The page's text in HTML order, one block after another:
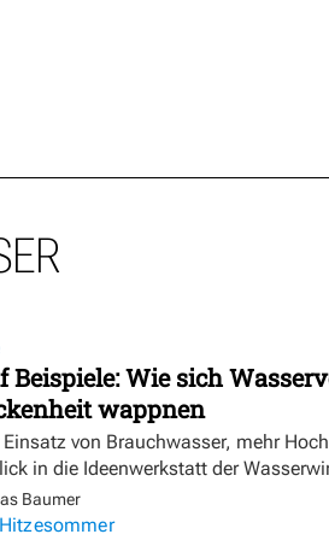
Beispiele: Wie sich
wappnen
Einsatz von Brauchwasser, mehr
in die Ideenwerkstatt der
Baumer
Hitzesommer